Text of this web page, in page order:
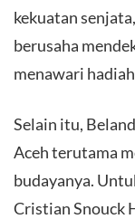
kekuatan
berusaha
menawari
Selain itu,
Aceh terutama
budayanya.
Cristian Snouck